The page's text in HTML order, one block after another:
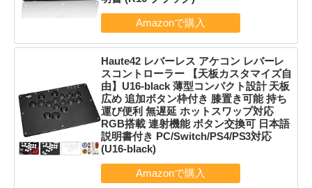
Haute42 レバーレス アケコン レバーレ
スコントローラー 【天板カスタマイズ自
由】U16-black 薄型コンパクト設計 天板
広め 追加ボタン枠付き 膝置き可能 持ち
運び便利 無遅延 ホットスワップ対応
RGB搭載 連射機能 ボタン交換可 日本語
説明書付き PC/Switch/PS4/PS3対応
(U16-black)